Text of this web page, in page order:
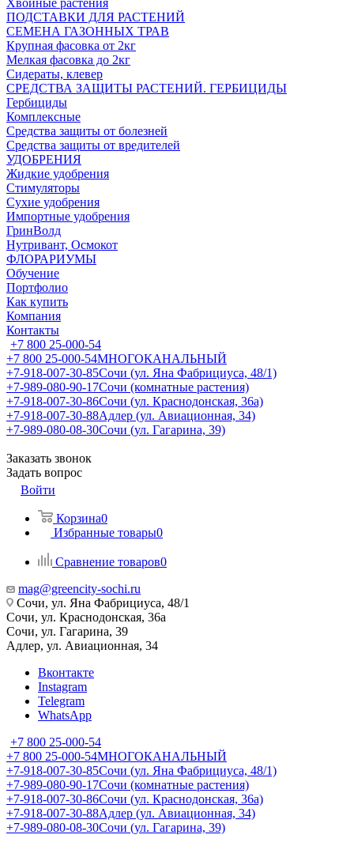
Хвойные растения
ПОДСТАВКИ ДЛЯ РАСТЕНИЙ
СЕМЕНА ГАЗОННЫХ ТРАВ
Крупная фасовка от 2кг
Мелкая фасовка до 2кг
Сидераты, клевер
СРЕДСТВА ЗАЩИТЫ РАСТЕНИЙ. ГЕРБИЦИДЫ
Гербициды
Комплексные
Средства защиты от болезней
Средства защиты от вредителей
УДОБРЕНИЯ
Жидкие удобрения
Стимуляторы
Сухие удобрения
Импортные удобрения
ГринВолд
Нутривант, Осмокот
ФЛОРАРИУМЫ
Обучение
Портфолио
Как купить
Компания
Контакты
+7 800 25-000-54
+7 800 25-000-54МНОГОКАНАЛЬНЫЙ
+7-918-007-30-85Сочи (ул. Яна Фабрициуса, 48/1)
+7-989-080-90-17Сочи (комнатные растения)
+7-918-007-30-86Сочи (ул. Краснодонская, 36а)
+7-918-007-30-88Адлер (ул. Авиационная, 34)
+7-989-080-08-30Сочи (ул. Гагарина, 39)
Заказать звонок
Задать вопрос
Войти
Корзина0
Избранные товары0
Сравнение товаров0
mag@greencity-sochi.ru
Сочи, ул. Яна Фабрициуса, 48/1
Сочи, ул. Краснодонская, 36а
Сочи, ул. Гагарина, 39
Адлер, ул. Авиационная, 34
Вконтакте
Instagram
Telegram
WhatsApp
+7 800 25-000-54
+7 800 25-000-54МНОГОКАНАЛЬНЫЙ
+7-918-007-30-85Сочи (ул. Яна Фабрициуса, 48/1)
+7-989-080-90-17Сочи (комнатные растения)
+7-918-007-30-86Сочи (ул. Краснодонская, 36а)
+7-918-007-30-88Адлер (ул. Авиационная, 34)
+7-989-080-08-30Сочи (ул. Гагарина, 39)